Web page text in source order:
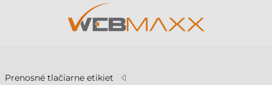
Prenosné tlačiarne etikiet